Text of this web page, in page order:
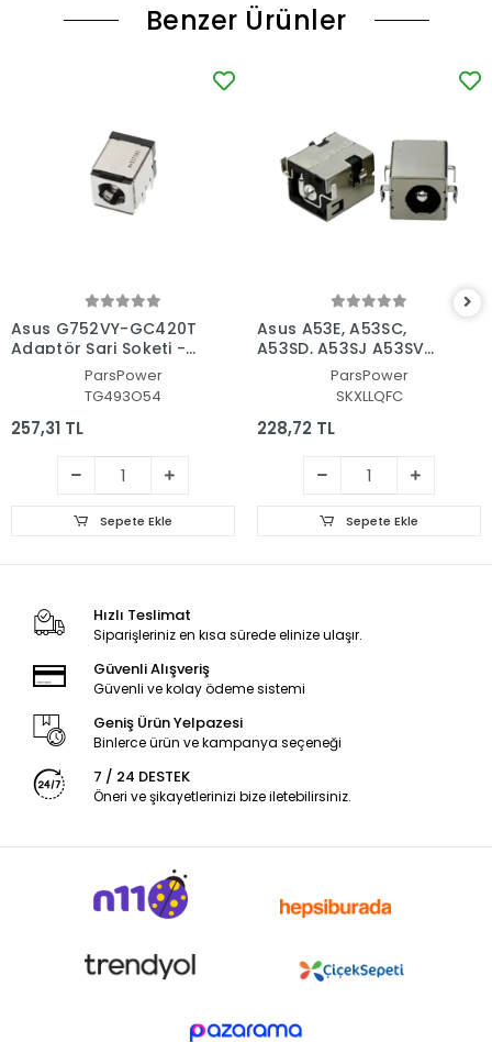
Benzer Ürünler
Asus G752VY-GC420T
Adaptör Şarj Soketi -
Dc Power Jack
ParsPower
TG493O54
257,31 TL
Sepete Ekle
Asus A53E, A53SC,
A53SD, A53SJ A53SV
Power Jack - Adaptör
ParsPower
SKXLLQFC
228,72 TL
Sepete Ekle
Hızlı Teslimat
Siparişleriniz en kısa sürede elinize ulaşır.
Güvenli Alışveriş
Güvenli ve kolay ödeme sistemi
Geniş Ürün Yelpazesi
Binlerce ürün ve kampanya seçeneği
7 / 24 DESTEK
Öneri ve şikayetlerinizi bize iletebilirsiniz.